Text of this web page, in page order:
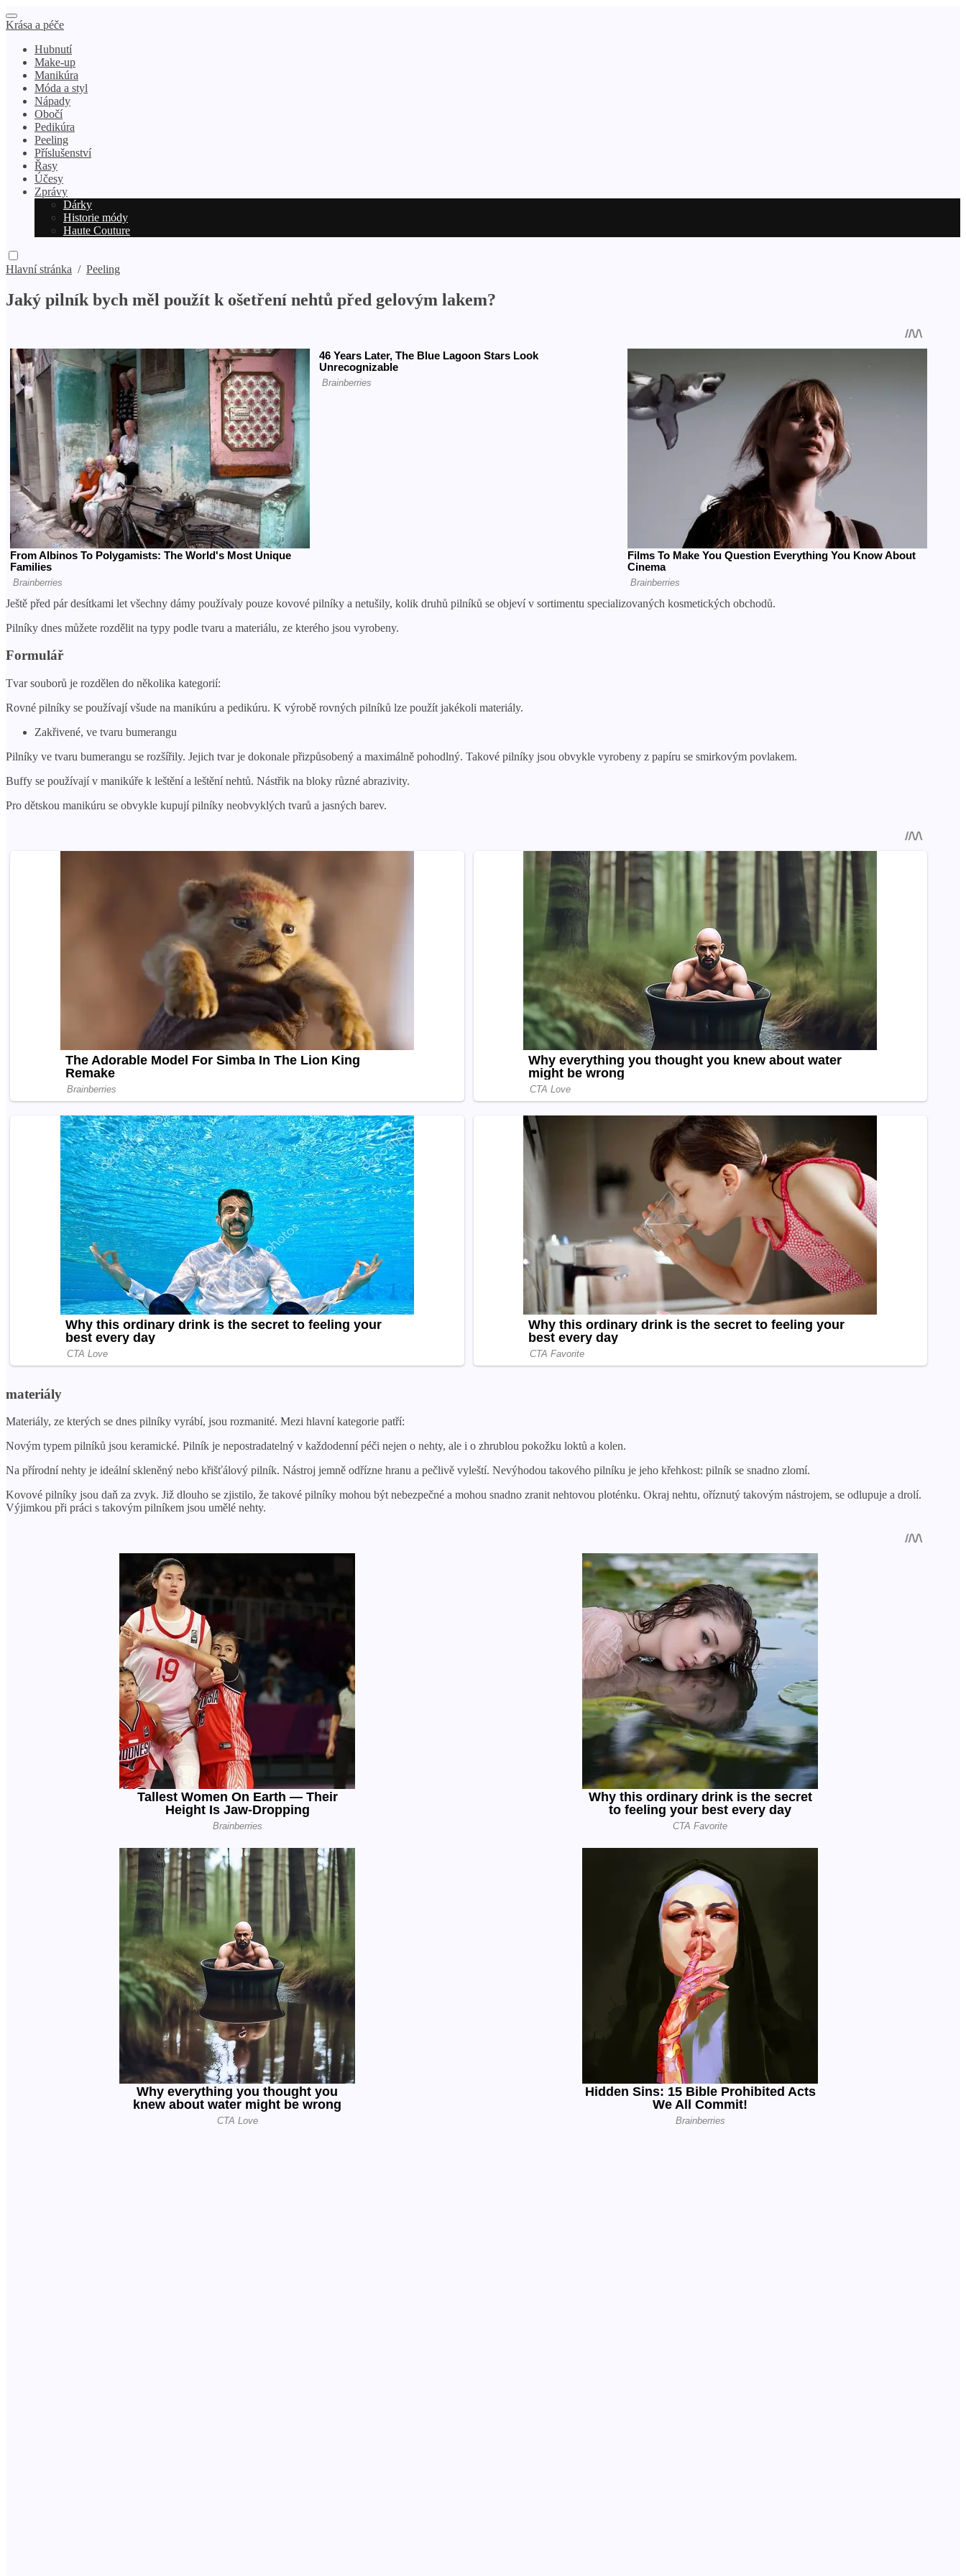
Krása a péče
Hubnutí
Make-up
Manikúra
Móda a styl
Nápady
Obočí
Pedikúra
Peeling
Příslušenství
Řasy
Účesy
Zprávy
Dárky
Historie módy
Haute Couture
Hlavní stránka / Peeling
Jaký pilník bych měl použít k ošetření nehtů před gelovým lakem?
Ještě před pár desítkami let všechny dámy používaly pouze kovové pilníky a netušily, kolik druhů pilníků se objeví v sortimentu specializovaných kosmetických obchodů.
Pilníky dnes můžete rozdělit na typy podle tvaru a materiálu, ze kterého jsou vyrobeny.
Formulář
Tvar souborů je rozdělen do několika kategorií:
Rovné pilníky se používají všude na manikúru a pedikúru. K výrobě rovných pilníků lze použít jakékoli materiály.
Zakřivené, ve tvaru bumerangu
Pilníky ve tvaru bumerangu se rozšířily. Jejich tvar je dokonale přizpůsobený a maximálně pohodlný. Takové pilníky jsou obvykle vyrobeny z papíru se smirkovým povlakem.
Buffy se používají v manikúře k leštění a leštění nehtů. Nástřik na bloky různé abrazivity.
Pro dětskou manikúru se obvykle kupují pilníky neobvyklých tvarů a jasných barev.
materiály
Materiály, ze kterých se dnes pilníky vyrábí, jsou rozmanité. Mezi hlavní kategorie patří:
Novým typem pilníků jsou keramické. Pilník je nepostradatelný v každodenní péči nejen o nehty, ale i o zhrublou pokožku loktů a kolen.
Na přírodní nehty je ideální skleněný nebo křišťálový pilník. Nástroj jemně odřízne hranu a pečlivě vyleští. Nevýhodou takového pilníku je jeho křehkost: pilník se snadno zlomí.
Kovové pilníky jsou daň za zvyk. Již dlouho se zjistilo, že takové pilníky mohou být nebezpečné a mohou snadno zranit nehtovou ploténku. Okraj nehtu, oříznutý takovým nástrojem, se odlupuje a drolí.
Výjimkou při práci s takovým pilníkem jsou umělé nehty.